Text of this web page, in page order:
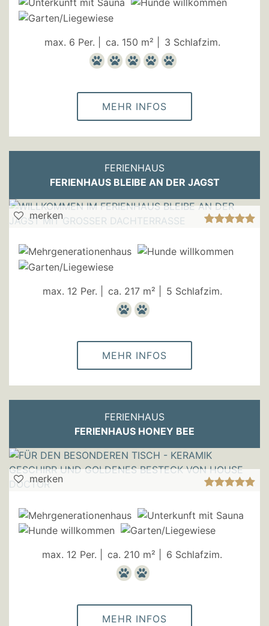
max. 6 Per. | ca. 150 m² | 3 Schlafzim.
MEHR INFOS
FERIENHAUS
FERIENHAUS BLEIBE AN DER JAGST
merken
max. 12 Per. | ca. 217 m² | 5 Schlafzim.
MEHR INFOS
FERIENHAUS
FERIENHAUS HONEY BEE
merken
max. 12 Per. | ca. 210 m² | 6 Schlafzim.
MEHR INFOS